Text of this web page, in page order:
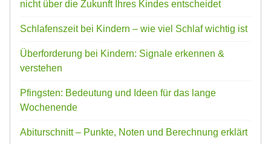
nicht über die Zukunft Ihres Kindes entscheidet
Schlafenszeit bei Kindern – wie viel Schlaf wichtig ist
Überforderung bei Kindern: Signale erkennen &
verstehen
Pfingsten: Bedeutung und Ideen für das lange
Wochenende
Abiturschnitt – Punkte, Noten und Berechnung erklärt